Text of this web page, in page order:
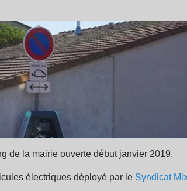
de la mairie ouverte début janvier 2019.
électriques déployé par le Syndicat